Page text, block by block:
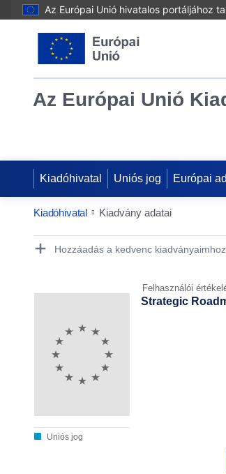
Az Európai Unió hivatalos portáljához
Az Európai Unió
Kiadóhivatal Uniós jog Európai
Kiadóhivatal Kiadvány adatai
Publication Detail Actions
Hozzáadás a kedvenc kiadványaimhoz
Felhasználói
Uniós jog
Strategic